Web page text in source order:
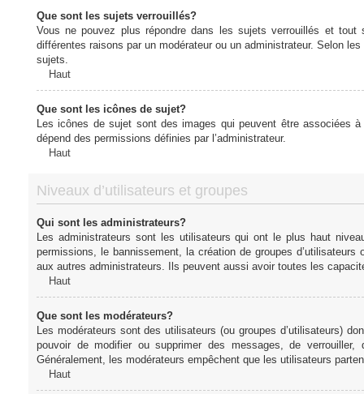
Que sont les sujets verrouillés?
Vous ne pouvez plus répondre dans les sujets verrouillés et
différentes raisons par un modérateur ou un administrateur. Selon
sujets.
Haut
Que sont les icônes de sujet?
Les icônes de sujet sont des images qui peuvent être associées
dépend des permissions définies par l’administrateur.
Haut
Niveaux d’utilisateurs et groupes
Qui sont les administrateurs?
Les administrateurs sont les utilisateurs qui ont le plus haut
permissions, le bannissement, la création de groupes
aux autres administrateurs. Ils peuvent aussi avoir toutes les
Haut
Que sont les modérateurs?
Les modérateurs sont des utilisateurs (ou groupes d’utilisateurs)
pouvoir de modifier ou supprimer des messages, de
Généralement, les modérateurs empêchent que les utilisateurs
Haut